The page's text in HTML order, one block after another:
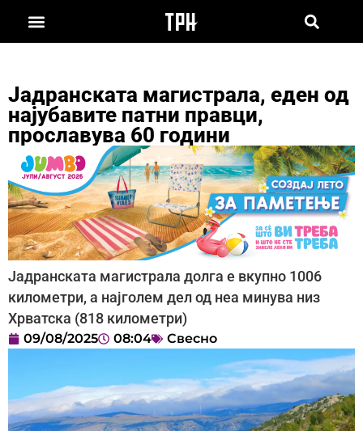
Јадранската магистрала, еден од
најубавите патни правци,
прославува 60 години
Јадранската магистрала долга е вкупно 1006
километри, а најголем дел од неа минува низ
Хрватска (818 километри)
09/08/2025 08:04 Свесно